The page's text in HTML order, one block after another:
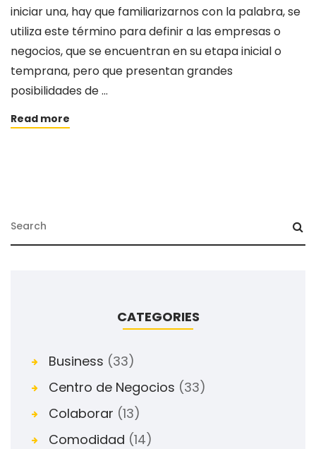
iniciar una, hay que familiarizarnos con la palabra, se
utiliza este término para definir a las empresas o
negocios, que se encuentran en su etapa inicial o
temprana, pero que presentan grandes
posibilidades de …
Read more
CATEGORIES
Business (33)
Centro de Negocios (33)
Colaborar (13)
Comodidad (14)